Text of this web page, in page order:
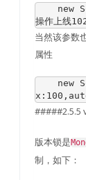
new
操作上线
当然该参数
属性
new
x : 100 ,
版本锁是
制，如下：